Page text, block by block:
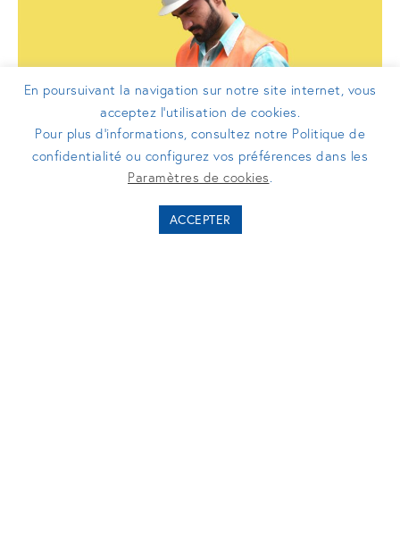
COMMUNIQUÉS DE PRESSE
Kizeo ouvre une nouvelle étape de sa
croissance avec l’appui de Turenne
En poursuivant la navigation sur notre site internet, vous
acceptez l’utilisation de cookies.
Pour plus d’informations, consultez notre Politique de
confidentialité ou configurez vos préférences dans les
Paramètres de cookies.
ACCEPTER